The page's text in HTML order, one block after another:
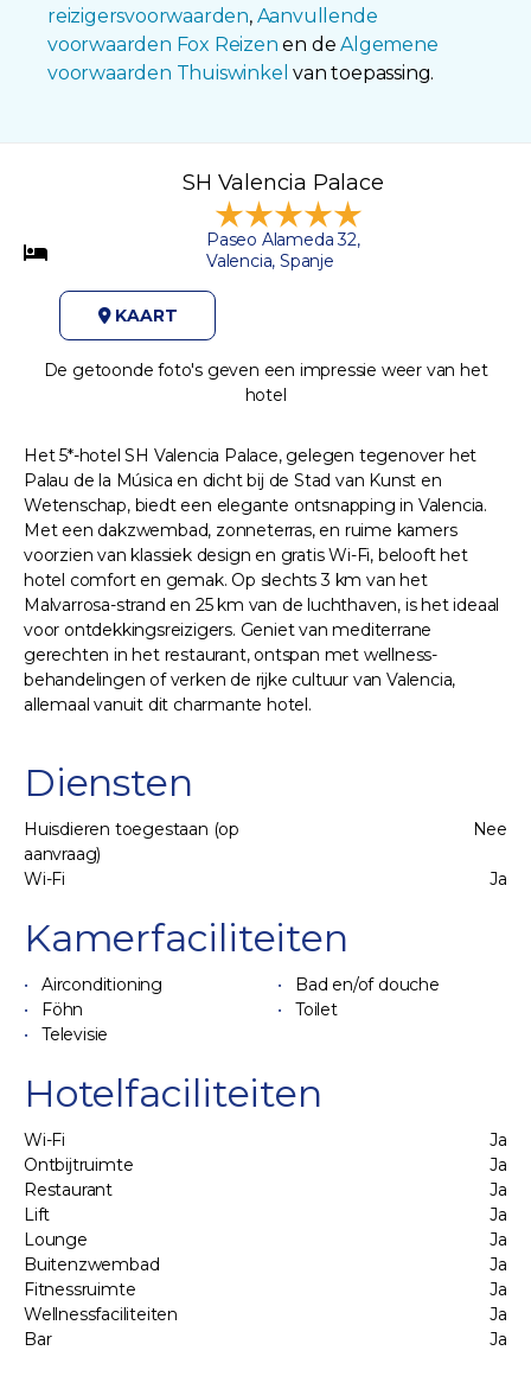
reizigersvoorwaarden, Aanvullende
voorwaarden Fox Reizen en deAlgemene
voorwaarden Thuiswinkel van toepassing.
SH Valencia Palace
Paseo Alameda 32,
Valencia, Spanje
KAART
De getoonde foto's geven een impressie weer van het
hotel
Het 5*-hotel SH Valencia Palace, gelegen tegenover het
Palau de la Música en dicht bij de Stad van Kunst en
Wetenschap, biedt een elegante ontsnapping in Valencia.
Met een dakzwembad, zonneterras, en ruime kamers
voorzien van klassiek design en gratis Wi-Fi, belooft het
hotel comfort en gemak. Op slechts 3 km van het
Malvarrosa-strand en 25 km van de luchthaven, is het ideaal
voor ontdekkingsreizigers. Geniet van mediterrane
gerechten in het restaurant, ontspan met wellness-
behandelingen of verken de rijke cultuur van Valencia,
allemaal vanuit dit charmante hotel.
Diensten
Huisdieren toegestaan (op
aanvraag)
Nee
Wi-Fi Ja
Kamerfaciliteiten
Airconditioning
Bad en/of douche
Föhn
Toilet
Televisie
Hotelfaciliteiten
Wi-Fi
Ja
Ontbijtruimte
Ja
Restaurant
Ja
Lift
Ja
Lounge
Ja
Buitenzwembad
Ja
Fitnessruimte
Ja
Wellnessfaciliteiten
Ja
Bar
Ja